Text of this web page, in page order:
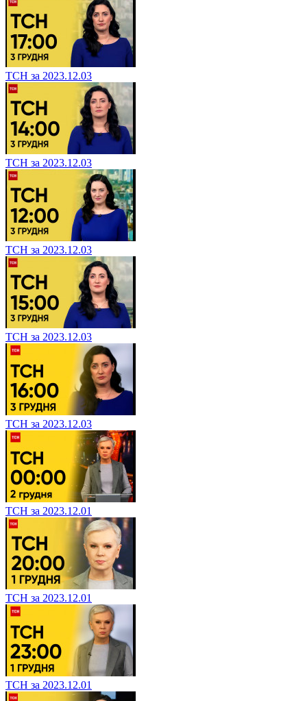
ТСН за 2023.12.03
ТСН за 2023.12.03
ТСН за 2023.12.03
ТСН за 2023.12.03
ТСН за 2023.12.03
ТСН за 2023.12.01
ТСН за 2023.12.01
ТСН за 2023.12.01